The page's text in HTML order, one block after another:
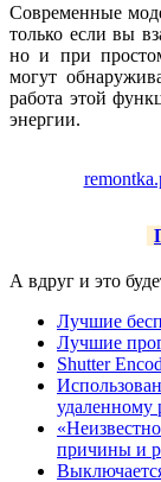
Современные
только если вы
но и при
могут
работа этой
энергии.
А вдруг и это
Лучшие
Лучшие
Shutter
удаленному
причины и